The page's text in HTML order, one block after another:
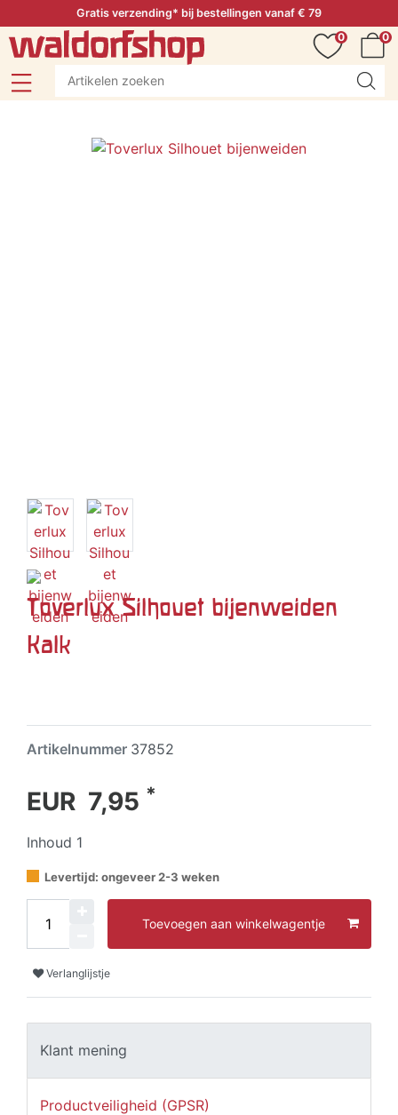
Gratis verzending* bij bestellingen vanaf € 79
0
0
Toverlux Silhouet bijenweiden
Kalk
Artikelnummer 37852
EUR 7,95 *
Inhoud 1
Levertijd: ongeveer 2-3 weken
Toevoegen aan winkelwagentje
Verlanglijstje
Klant mening
Productveiligheid (GPSR)